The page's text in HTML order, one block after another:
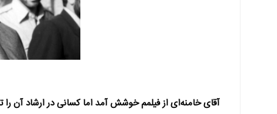
آقای خامنه‌ای از فیلمم خوشش آمد اما کسانی در ارشاد آن را